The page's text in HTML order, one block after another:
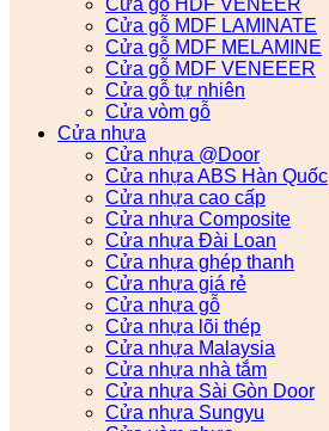
Cửa gỗ HDF VENEER
Cửa gỗ MDF LAMINATE
Cửa gỗ MDF MELAMINE
Cửa gỗ MDF VENEEER
Cửa gỗ tự nhiên
Cửa vòm gỗ
Cửa nhựa
Cửa nhựa @Door
Cửa nhựa ABS Hàn Quốc
Cửa nhựa cao cấp
Cửa nhựa Composite
Cửa nhựa Đài Loan
Cửa nhựa ghép thanh
Cửa nhựa giá rẻ
Cửa nhựa gỗ
Cửa nhựa lõi thép
Cửa nhựa Malaysia
Cửa nhựa nhà tắm
Cửa nhựa Sài Gòn Door
Cửa nhựa Sungyu